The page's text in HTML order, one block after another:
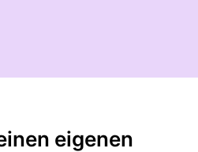
eigenen